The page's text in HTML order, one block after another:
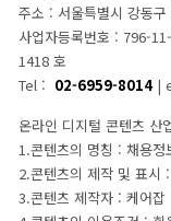
주소 : 서울특별시 강동
사업자등록번호 : 796-
1418 호
Tel : 02-6959-8014|
온라인 디지털 콘텐츠 산
1.콘텐츠의 명칭 : 채용정
2.콘텐츠의 제작 및 표시
3.콘텐츠 제작자 : 케어잡